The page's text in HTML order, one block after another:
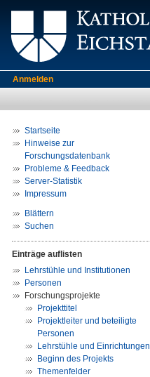
Anmelden
Startseite
Hinweise zur
Forschungsdatenbank
Probleme & Feedback
Server-Statistik
Impressum
Blättern
Suchen
Einträge auflisten
Lehrstühle und Institutionen
Personen
Forschungsprojekte
Projekttitel
Projektleiter und beteiligte
Personen
Lehrstühle und Einrichtungen
Beginn des Projekts
Themenfelder